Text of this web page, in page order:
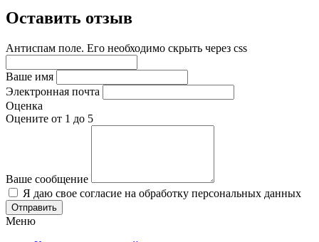
Оставить отзыв
Антиспам поле. Его необходимо скрыть через css
Ваше имя
Электронная почта
Оценка
Оцените от 1 до 5
Ваше сообщение
Я даю свое согласие на обработку персональных данных
Меню